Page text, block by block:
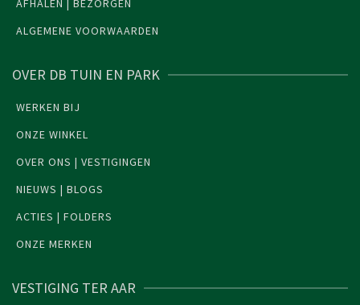
AFHALEN | BEZORGEN
ALGEMENE VOORWAARDEN
OVER DB TUIN EN PARK
WERKEN BIJ
ONZE WINKEL
OVER ONS | VESTIGINGEN
NIEUWS | BLOGS
ACTIES | FOLDERS
ONZE MERKEN
VESTIGING TER AAR